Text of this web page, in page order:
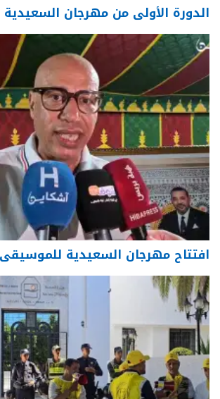
الدورة الأولى من مهرجان
افتتاح مهرجان السعيدية للموسيقى